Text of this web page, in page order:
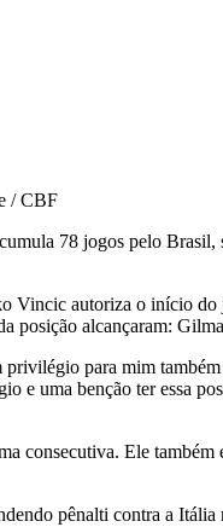
/ CBF
78 jogos pelo Brasil,
Vincic autoriza o início do
alcançaram:
para mim
e uma benção ter essa
consecutiva. Ele
pênalti contra a